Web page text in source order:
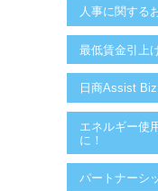
人事に関する
最低賃金引上
日商Assist Biz
エネルギー使
に！
パートナーシ